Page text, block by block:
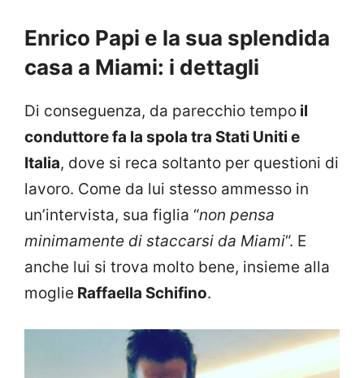
Enrico Papi e la sua splendida
casa a Miami: i dettagli
Di conseguenza, da parecchio tempo il
conduttore fa la spola tra Stati Uniti e
Italia, dove si reca soltanto per questioni di
lavoro. Come da lui stesso ammesso in
un’intervista, sua figlia “non pensa
minimamente di staccarsi da Miami“. E
anche lui si trova molto bene, insieme alla
moglie Raffaella Schifino.